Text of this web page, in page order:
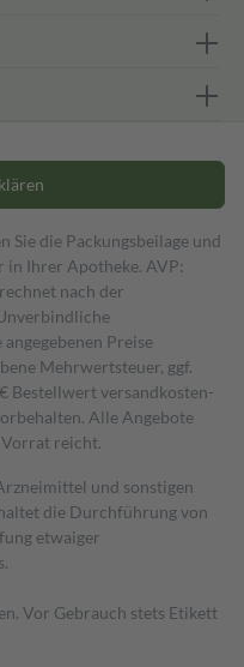
Sie die Packungsbeilage und
in Ihrer Apotheke. AVP:
nach der
Preise
Mehrwertsteuer, ggf.
Bestell­wert versand­kosten­
Alle Angebote
Vorrat reicht.
und sonstigen
die Durchführung von
etwaiger
Vor Gebrauch stets Etikett